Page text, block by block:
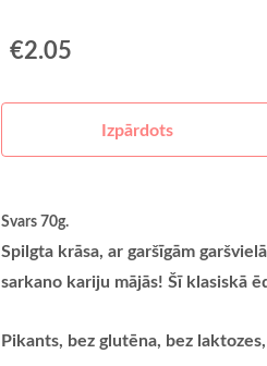
€2.05
Izpārdots
Svars 70g.
Spilgta krāsa, ar garšīgām
sarkano kariju mājās! Šī klasiskā
Pikants, bez glutēna, bez